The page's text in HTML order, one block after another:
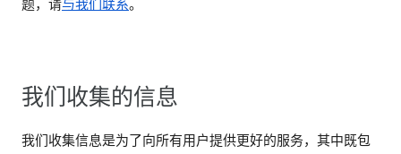
题，请与我们联系。
我们收集的信息
我们收集信息是为了向所有用户提供更好的服务，其中既包